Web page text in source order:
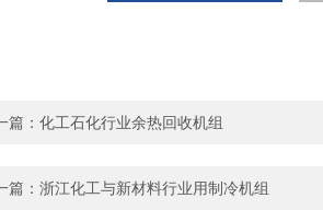
篇： 化工石化行业余热回收机组
篇： 浙江化工与新材料行业用制冷机组